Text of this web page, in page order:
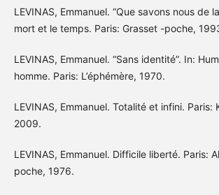
LEVINAS, Emmanuel. “Que savons nous de
mort et le temps. Paris: Grasset -poche,
LEVINAS, Emmanuel. “Sans identité”. In:
homme. Paris: L’éphémère, 1970.
LEVINAS, Emmanuel. Totalité et infini. Paris:
2009.
LEVINAS, Emmanuel. Difficile liberté. Paris:
poche, 1976.